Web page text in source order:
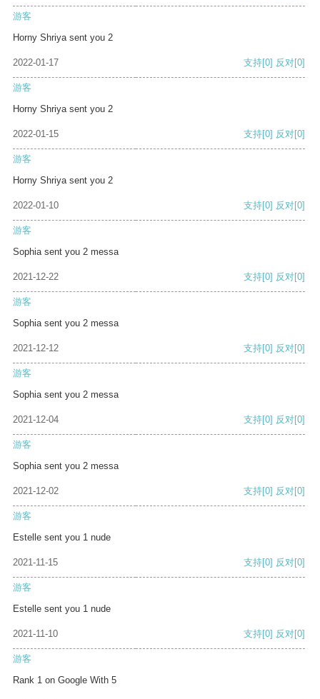
游客
Horny Shriya sent you 2
2022-01-17 支持[0] 反对[0]
游客
Horny Shriya sent you 2
2022-01-15 支持[0] 反对[0]
游客
Horny Shriya sent you 2
2022-01-10 支持[0] 反对[0]
游客
Sophia sent you 2 messa
2021-12-22 支持[0] 反对[0]
游客
Sophia sent you 2 messa
2021-12-12 支持[0] 反对[0]
游客
Sophia sent you 2 messa
2021-12-04 支持[0] 反对[0]
游客
Sophia sent you 2 messa
2021-12-02 支持[0] 反对[0]
游客
Estelle sent you 1 nude
2021-11-15 支持[0] 反对[0]
游客
Estelle sent you 1 nude
2021-11-10 支持[0] 反对[0]
游客
Rank 1 on Google With 5